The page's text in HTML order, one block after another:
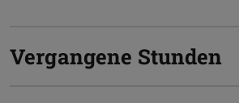
Vergangene Stunden